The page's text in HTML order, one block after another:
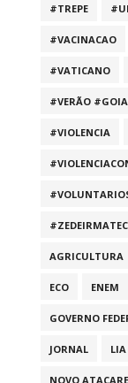
#TREPE
#VACINACAO
#VATICANO
#VERÃO
#VIOLENCIA
AGRICULTURA
ECO ENEM
GOVERNO
JORNAL
NOVO